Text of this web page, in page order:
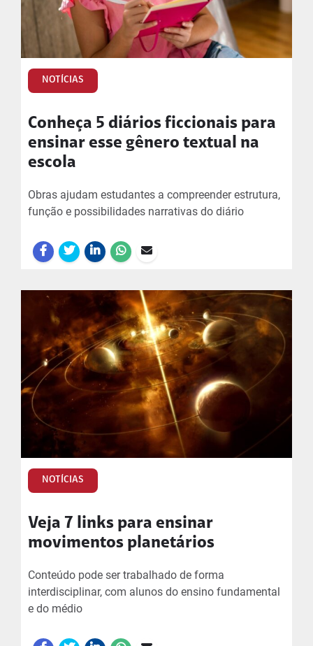
NOTÍCIAS
Conheça 5 diários ficcionais para
ensinar esse gênero textual na
escola
Obras ajudam estudantes a compreender estrutura,
função e possibilidades narrativas do diário
NOTÍCIAS
Veja 7 links para ensinar
movimentos planetários
Conteúdo pode ser trabalhado de forma
interdisciplinar, com alunos do ensino fundamental
e do médio